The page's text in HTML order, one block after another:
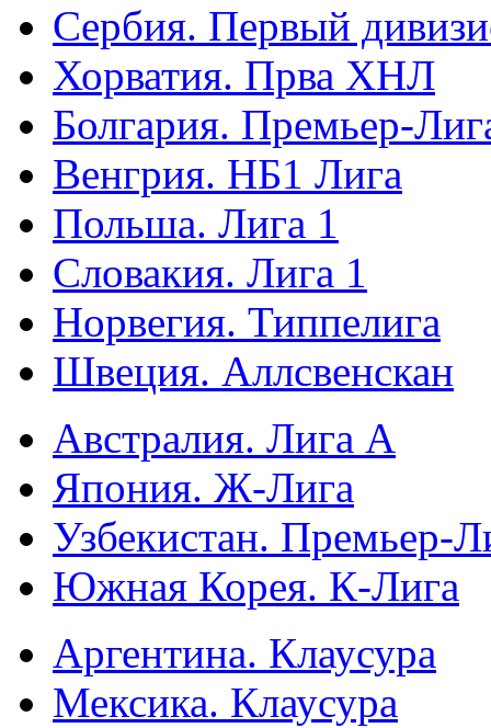
Сербия. Первый
Хорватия. Прва ХНЛ
Болгария. Премьер-
Венгрия. НБ1 Лига
Польша. Лига 1
Словакия. Лига 1
Норвегия. Типпелига
Швеция. Аллсвенскан
Австралия. Лига А
Япония. Ж-Лига
Узбекистан. Премьер-
Южная Корея. К-Лига
Аргентина. Клаусура
Мексика. Клаусура